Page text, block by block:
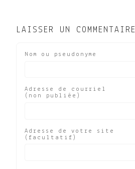
LAISSER UN COMMENTAIRE
Nom ou pseudonyme
Adresse de courriel
(non publiée)
Adresse de votre site
(facultatif)